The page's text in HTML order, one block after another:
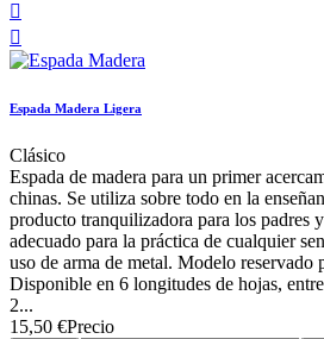


Espada Madera Ligera
Clásico
Espada de madera para un primer
chinas. Se utiliza sobre todo en la
producto tranquilizadora para los padres
adecuado para la práctica de cualquier
uso de arma de metal. Modelo reservado
Disponible en 6 longitudes de hojas,
2...
15,50 €Precio